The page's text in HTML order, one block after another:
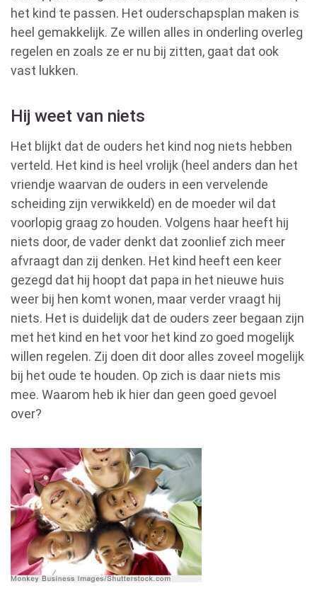
het kind te passen. Het ouderschapsplan maken is
heel gemakkelijk. Ze willen alles in onderling overleg
regelen en zoals ze er nu bij zitten, gaat dat ook
vast lukken.
Hij weet van niets
Het blijkt dat de ouders het kind nog niets hebben
verteld. Het kind is heel vrolijk (heel anders dan het
vriendje waarvan de ouders in een vervelende
scheiding zijn verwikkeld) en de moeder wil dat
voorlopig graag zo houden. Volgens haar heeft hij
niets door, de vader denkt dat zoonlief zich meer
afvraagt dan zij denken. Het kind heeft een keer
gezegd dat hij hoopt dat papa in het nieuwe huis
weer bij hen komt wonen, maar verder vraagt hij
niets. Het is duidelijk dat de ouders zeer begaan zijn
met het kind en het voor het kind zo goed mogelijk
willen regelen. Zij doen dit door alles zoveel mogelijk
bij het oude te houden. Op zich is daar niets mis
mee. Waarom heb ik hier dan geen goed gevoel
over?